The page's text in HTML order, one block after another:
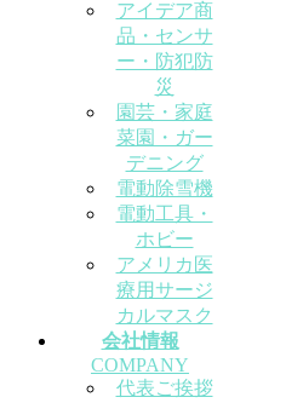
アイデア商
品・センサ
ー・防犯防
災
園芸・家庭
菜園・ガー
デニング
電動除雪機
電動工具・
ホビー
アメリカ医
療用サージ
カルマスク
会社情報
COMPANY
代表ご挨拶